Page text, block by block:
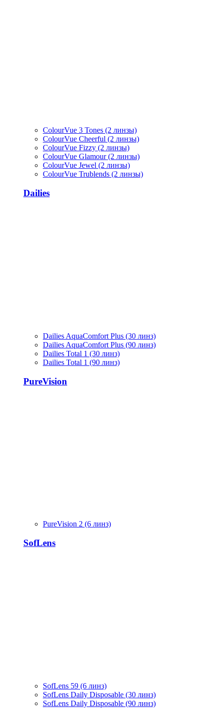
ColourVue 3 Tones (2 линзы)
ColourVue Cheerful (2 линзы)
ColourVue Fizzy (2 линзы)
ColourVue Glamour (2 линзы)
ColourVue Jewel (2 линзы)
ColourVue Trublends (2 линзы)
Dailies
Dailies AquaComfort Plus (30 линз)
Dailies AquaComfort Plus (90 линз)
Dailies Total 1 (30 линз)
Dailies Total 1 (90 линз)
PureVision
PureVision 2 (6 линз)
SofLens
SofLens 59 (6 линз)
SofLens Daily Disposable (30 линз)
SofLens Daily Disposable (90 линз)